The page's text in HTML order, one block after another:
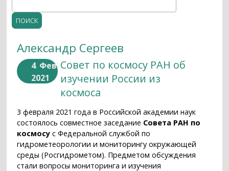
Форма поиска
Александр Сергеев
4 Фев
2021
Совет по космосу РАН об
изучении России из
космоса
3 февраля 2021 года в Российской академии наук
состоялось совместное заседание Совета РАН по
космосу с Федеральной службой по
гидрометеорологии и мониторингу окружающей
среды (Росгидрометом). Предметом обсуждения
стали вопросы мониторинга и изучения